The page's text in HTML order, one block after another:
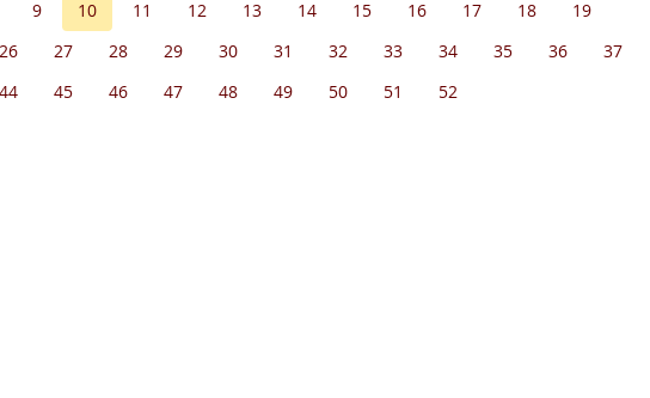
9 10 11 12 13 14 15 16 17 18
19
26 27 28 29 30 31 32 33 34 35 36
37
44 45 46 47 48 49 50 51 52